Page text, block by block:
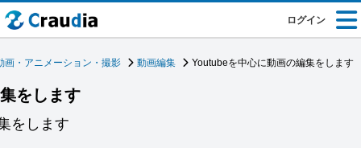
ログイン
画・アニメーション・撮影 動画編集 Youtubeを中心に動画の編集をします
をします
をします